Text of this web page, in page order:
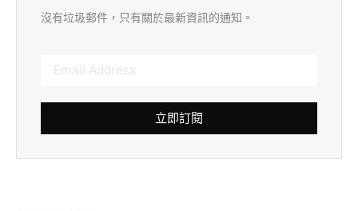
沒有垃圾郵件，只有關於最新資訊的通知。
立即訂閱